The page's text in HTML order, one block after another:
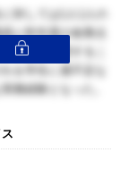
対しては1人1人の
と昨年度の改善点
テムが変更するこ
を学生に過不足な
務経験となった。